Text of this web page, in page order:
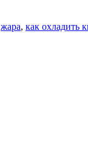
жара, как охладить